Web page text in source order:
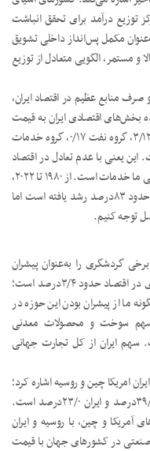
توزیع درآمد برای تحقق انباشت
مکمل پس‌انداز داخلی تشویق
و مستمر، الگویی متعادل از توزیع
نتیجه ۶۳‌سال تلاش و صرف منابع عظیم در اقتصاد ایران،
اقتصادی ایران به قیمت
جاری سال‌های ۱۴۰۱-۱۳۳۸ در حوزه کشاورزی ۳/۱۲، گروه نفت ۰/۱۷، گروه خدمات
۱/۷درصد است. این یعنی با عدم تعادل در اقتصاد
مواجه هستیم. البته برخی می‌گویند مزیت نسبی ما خدمات است. از ۱۹۸۰ تا ۲۰۲۲،
کل خدمات به‌طور متوسط ۲۰‌درصد و کالایی حدود ۸۳‌درصد رشد یافته است اما
توجه کنیم.
گردشگری را به‌عنوان پیشران
می‌گویند درحالی‌که در کل دنیا سهم گردشگری در اقتصاد حدود ۳/۴درصد است؛
درصد است. چگونه ما از پیشران بودن این حوزه در
سهم سوخت و محصولات معدنی
۳/۹‌درصد است. سهم ایران از کل تجارت جهانی
امریکا چین و روسیه اشاره کرد؛
آمریکا ۲/۱۷۴درصد، چین ۰/۱۱‌درصد، روسیه ۳۹/۱‌درصد و ایران ۲۳/۰درصد است.
آمریکا و چین، با روسیه و ایران
ساخت صنعتی در کشورهای جهان با قیمت